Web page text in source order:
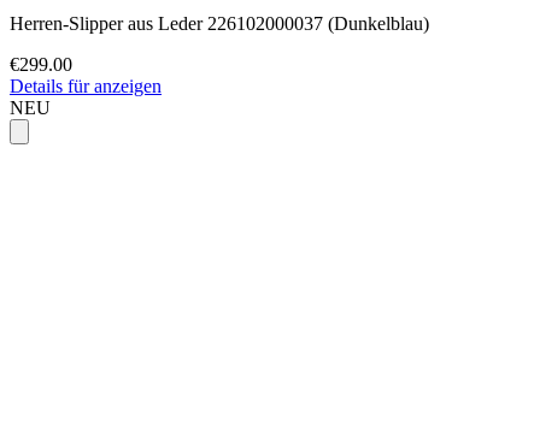
Herren-Slipper aus Leder 226102000037 (Dunkelblau)
€299.00
Details für anzeigen
NEU